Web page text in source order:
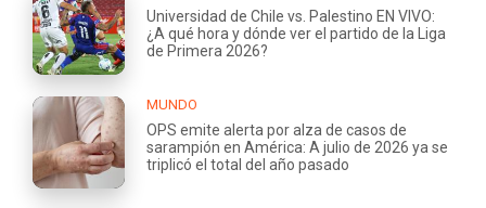
Universidad de Chile vs. Palestino EN VIVO:
¿A qué hora y dónde ver el partido de la Liga
de Primera 2026?
MUNDO
OPS emite alerta por alza de casos de
sarampión en América: A julio de 2026 ya se
triplicó el total del año pasado